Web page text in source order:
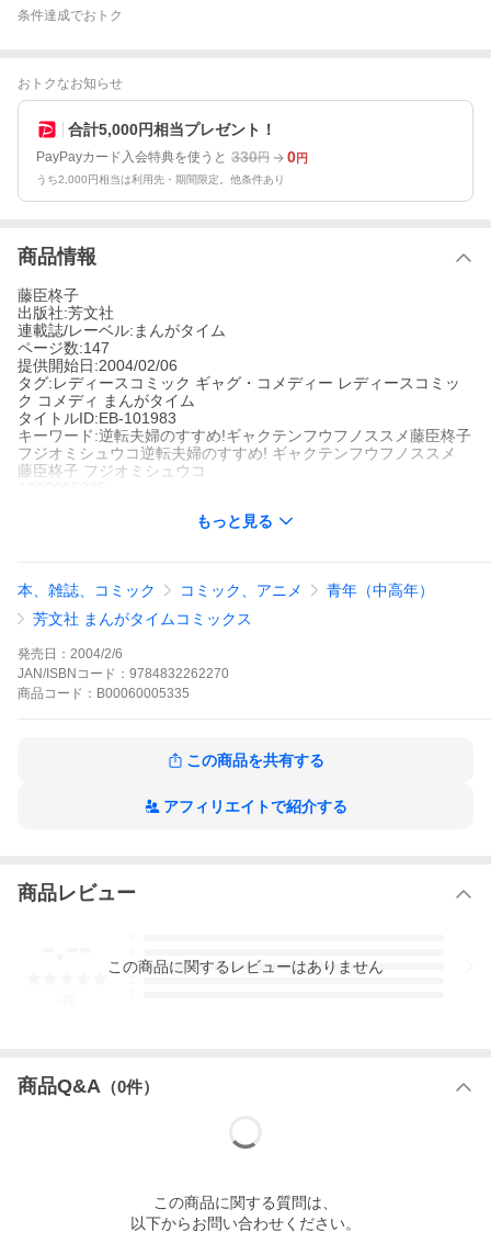
条件達成でおトク
おトクなお知らせ
合計5,000円相当プレゼント！
PayPayカード入会特典を使うと 330円 0円
うち2,000円相当は利用先・期間限定。他条件あり
商品情報
藤臣柊子
出版社:芳文社
連載誌/レーベル:まんがタイム
ページ数:147
提供開始日:2004/02/06
タグ:レディースコミック ギャグ・コメディー レディースコミッ
ク コメディ まんがタイム
タイトルID:EB-101983
キーワード:逆転夫婦のすすめ!ギャクテンフウフノススメ藤臣柊子
フジオミシュウコ逆転夫婦のすすめ! ギャクテンフウフノススメ
藤臣柊子 フジオミシュウコ
メディ まんがタイム
奈津美さんは情けない会社の後輩・広浜を拾ってしまった形で結
婚したけど、二人は結構仲良し。奥様は一家の大黒柱でバリバリ
のキャリアウーマン。ダンナ様は家事完璧の主夫。世間の荒波に
も負けず、二人は二人のルールで生きています。
逆転夫婦のすすめ!の作品をもっと見る
もっと見る
本、雑誌、コミック コミック、アニメ
青年（中高年）
芳文社 まんがタイムコミックス
発売日： 2004/2/6
JAN/ISBNコード： 9784832262270
商品 コード： B00060005335
この商品を共有する
アフィリエイトで紹介する
商品レビュー
3
この商品に関するレビューはありません
商品Q&A （0件）
この商品に関する質問は、
以下からお問い合わせください。